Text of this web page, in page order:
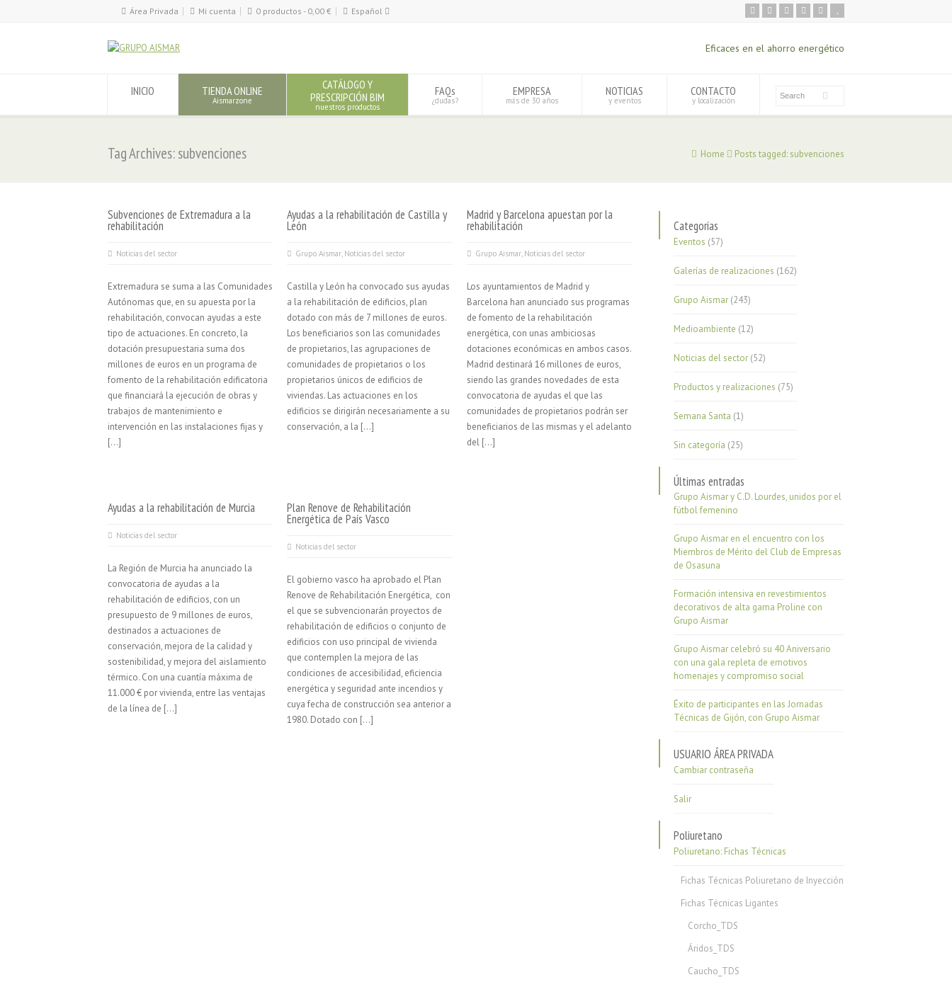
Área Privada Mi cuenta 0 productos - 0,00 €
Español
Eficaces en el ahorro energético
INICIO TIENDA ONLINE
Aismarzone
CATÁLOGO Y
PRESCRIPCIÓN BIM
nuestros productos
FAQs
¿dudas?
EMPRESA
más de 30 años
NOTICIAS
y eventos
CONTACTO
y localización
Tag Archives: subvenciones Home Posts tagged: subvenciones
Subvenciones de Extremadura a la
rehabilitación
Noticias del sector
Extremadura se suma a las Comunidades
Autónomas que, en su apuesta por la
rehabilitación, convocan ayudas a este
tipo de actuaciones. En concreto, la
dotación presupuestaria suma dos
millones de euros en un programa de
fomento de la rehabilitación edificatoria
que financiará la ejecución de obras y
trabajos de mantenimiento e
intervención en las instalaciones fijas y
[…]
Ayudas a la rehabilitación de Castilla y
León
Grupo Aismar, Noticias del sector
Castilla y León ha convocado sus ayudas
a la rehabilitación de edificios, plan
dotado con más de 7 millones de euros.
Los beneficiarios son las comunidades
de propietarios, las agrupaciones de
comunidades de propietarios o los
propietarios únicos de edificios de
viviendas. Las actuaciones en los
edificios se dirigirán necesariamente a su
conservación, a la […]
Madrid y Barcelona apuestan por la
rehabilitación
Grupo Aismar, Noticias del sector
Los ayuntamientos de Madrid y
Barcelona han anunciado sus programas
de fomento de la rehabilitación
energética, con unas ambiciosas
dotaciones económicas en ambos casos.
Madrid destinará 16 millones de euros,
siendo las grandes novedades de esta
convocatoria de ayudas el que las
comunidades de propietarios podrán ser
beneficiarios de las mismas y el adelanto
del […]
Ayudas a la rehabilitación de Murcia
Noticias del sector
La Región de Murcia ha anunciado la
convocatoria de ayudas a la
rehabilitación de edificios, con un
presupuesto de 9 millones de euros,
destinados a actuaciones de
conservación, mejora de la calidad y
sostenibilidad, y mejora del aislamiento
térmico. Con una cuantía máxima de
11.000 € por vivienda, entre las ventajas
de la línea de […]
Plan Renove de Rehabilitación
Energética de País Vasco
Noticias del sector
El gobierno vasco ha aprobado el Plan
Renove de Rehabilitación Energética, con
el que se subvencionarán proyectos de
rehabilitación de edificios o conjunto de
edificios con uso principal de vivienda
que contemplen la mejora de las
condiciones de accesibilidad, eficiencia
energética y seguridad ante incendios y
cuya fecha de construcción sea anterior a
1980. Dotado con […]
Categorías
Eventos (57)
Galerías de realizaciones (162)
Grupo Aismar (243)
Medioambiente (12)
Noticias del sector (52)
Productos y realizaciones (75)
Semana Santa (1)
Sin categoría (25)
Últimas entradas
Grupo Aismar y C.D. Lourdes, unidos por el
fútbol femenino
Grupo Aismar en el encuentro con los
Miembros de Mérito del Club de Empresas
de Osasuna
Formación intensiva en revestimientos
decorativos de alta gama Proline con
Grupo Aismar
Grupo Aismar celebró su 40 Aniversario
con una gala repleta de emotivos
homenajes y compromiso social
Éxito de participantes en las Jornadas
Técnicas de Gijón, con Grupo Aismar
USUARIO ÁREA PRIVADA
Cambiar contraseña
Salir
Poliuretano
Poliuretano: Fichas Técnicas
Fichas Técnicas Poliuretano de Inyección
Fichas Técnicas Ligantes
Corcho_TDS
Áridos_TDS
Caucho_TDS